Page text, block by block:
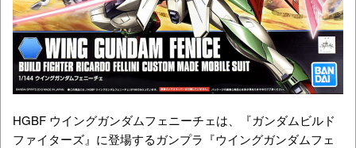
HGBF ウイングガンダムフェニーチェは、『ガンダムビルド
ファイターズ』に登場するガンプラ『ウイングガンダムフェ